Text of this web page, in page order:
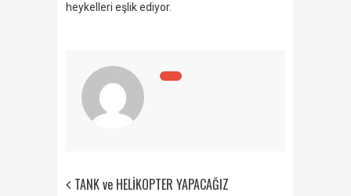
heykelleri eşlik ediyor.
TANK ve HELİKOPTER YAPACAĞIZ